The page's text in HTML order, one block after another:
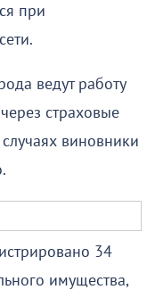
при
ведут работу
страховые
виновники
34
имущества,